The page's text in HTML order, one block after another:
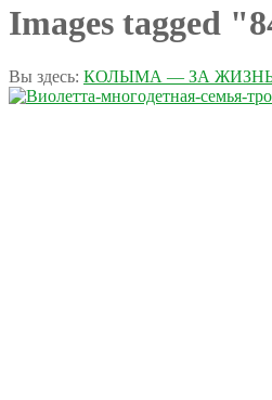
Images tagged
Вы здесь: КОЛЫМА — ЗА